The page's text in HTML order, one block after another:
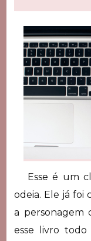
Esse é um
odeia. Ele já foi
a personagem
esse livro